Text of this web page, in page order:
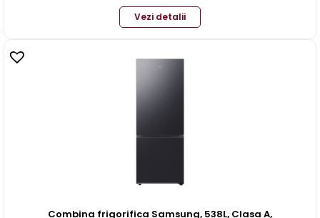
Vezi detalii
Combina frigorifica Samsung, 538L, Clasa A,